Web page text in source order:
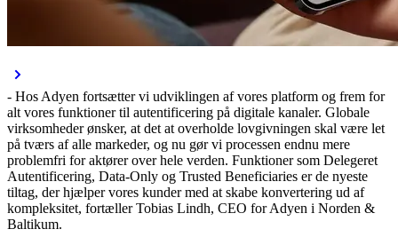
- Hos Adyen fortsætter vi udviklingen af vores platform og frem for
alt vores funktioner til autentificering på digitale kanaler. Globale
virksomheder ønsker, at det at overholde lovgivningen skal være let
på tværs af alle markeder, og nu gør vi processen endnu mere
problemfri for aktører over hele verden. Funktioner som Delegeret
Autentificering, Data-Only og Trusted Beneficiaries er de nyeste
tiltag, der hjælper vores kunder med at skabe konvertering ud af
kompleksitet, fortæller Tobias Lindh, CEO for Adyen i Norden &
Baltikum.